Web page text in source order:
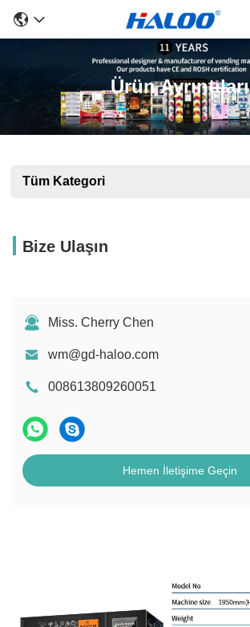
Ürün Ayrıntıları
Tüm Kategori
Bize Ulaşın
Miss. Cherry Chen
wm@gd-haloo.com
008613809260051
Hemen İletişime Geçin